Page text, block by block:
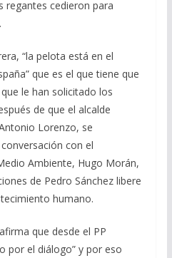
regantes cedieron para
“la pelota está en el
que es el que tiene que
le han solicitado los
de que el alcalde
Lorenzo, se
con el
Ambiente, Hugo Morán,
de Pedro Sánchez libere
humano.
que desde el PP
por el diálogo” y por eso